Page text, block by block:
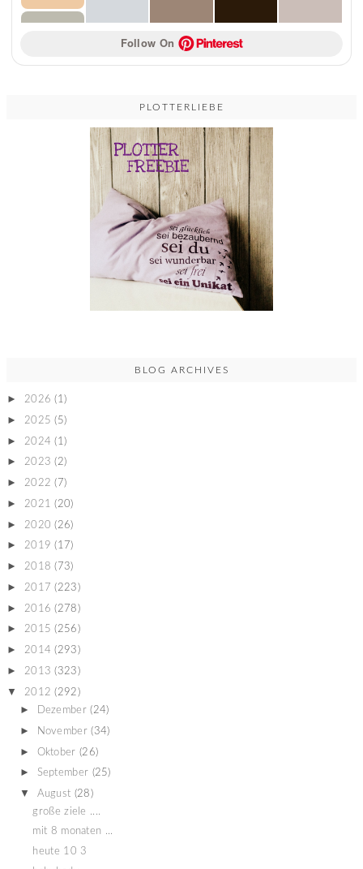
Follow On
PLOTTERLIEBE
BLOG ARCHIVES
► 2026 (1)
► 2025 (5)
► 2024 (1)
► 2023 (2)
► 2022 (7)
► 2021 (20)
► 2020 (26)
► 2019 (17)
► 2018 (73)
► 2017 (223)
► 2016 (278)
► 2015 (256)
► 2014 (293)
► 2013 (323)
▼ 2012 (292)
► Dezember (24)
► November (34)
► Oktober (26)
► September (25)
▼ August (28)
große ziele ....
mit 8 monaten ...
heute 10 3